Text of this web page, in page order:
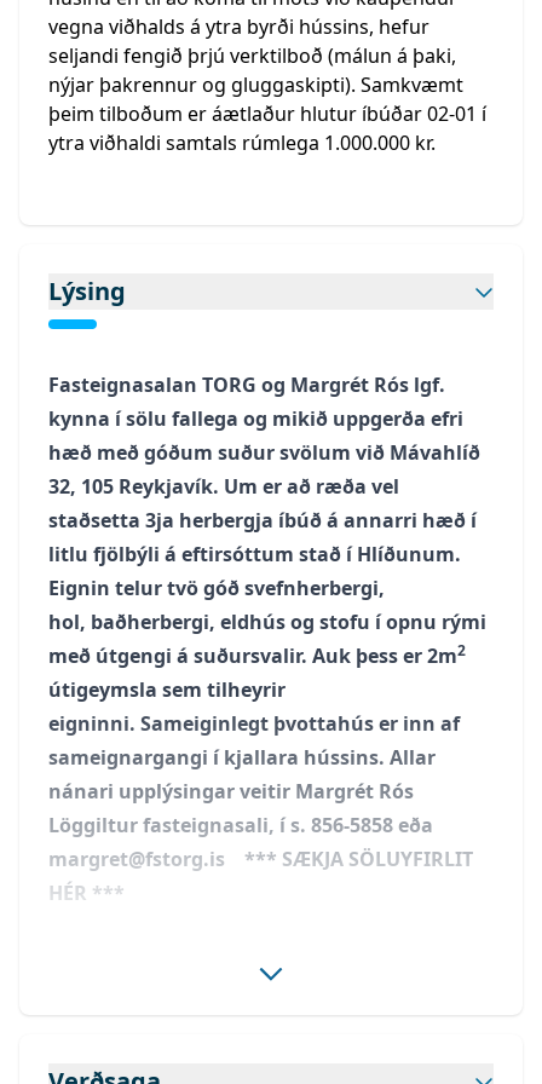
vegna viðhalds á ytra byrði hússins, hefur
seljandi fengið þrjú verktilboð (málun á þaki,
nýjar þakrennur og gluggaskipti). Samkvæmt
þeim tilboðum er áætlaður hlutur íbúðar 02-01 í
ytra viðhaldi samtals rúmlega 1.000.000 kr.
Lýsing
Fasteignasalan TORG og Margrét Rós lgf.
kynna í sölu fallega og mikið uppgerða efri
hæð með góðum suður svölum við Mávahlíð
32, 105 Reykjavík. Um er að ræða vel
staðsetta 3ja herbergja íbúð á annarri hæð í
litlu fjölbýli á eftirsóttum stað í Hlíðunum.
Eignin telur tvö góð svefnherbergi,
hol, baðherbergi, eldhús og stofu í opnu rými
með útgengi á suðursvalir. Auk þess er 2m2
útigeymsla sem tilheyrir
eigninni. Sameiginlegt þvottahús er inn af
sameignargangi í kjallara hússins. Allar
nánari upplýsingar veitir Margrét Rós
Löggiltur fasteignasali, í s. 856-5858eða
margret@fstorg.is
*** SÆKJA SÖLUYFIRLIT
HÉR ***